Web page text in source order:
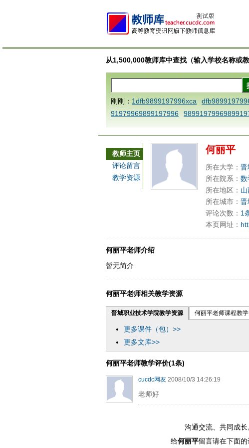
从1,500,000教师库中查找（输入学校名称或教
刚刚： 1dfb9899197996xca
91979969899197996
fb9899197996x
1dfbthisxca
ca
1dfbabctitlexca
1AAABBBCCCdefine
ne dfbxyzendtemplate dfbCCCBBBAAA
dfbzzzzzzzzbbbccccdddeeexcareplacezo
99197996 xca
AAABBBCCCdefine
bxyzendtemplate dfbCCCBBBAAA
dfbzzzzzzzzbbbccccdddeeexcareplacezo
dfbmath key98991 methodmultiply
dfbthisxca
教师主页
评论留言
教学资源
何丽平
所在大学： 晋
所在院系： 数
所在地区：
所在城市： 晋
评论次数： 1
本页网址：
何丽平老师介绍
暂无简介
何丽平老师相关教学资源
晋城职业技术学院教学资源 何丽平老师课程教
更多课件（包）>>
更多文库>>
何丽平老师教学评价(1条)
cucdc网友 2008/10/3 14:26:19
老师好
沟通交流、共同成长
给何丽平留言请在下面的